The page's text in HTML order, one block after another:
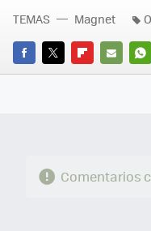
FACEBOOK
TWITTERFLIPBOARD
E-
TEMAS Magnet
Comentarios